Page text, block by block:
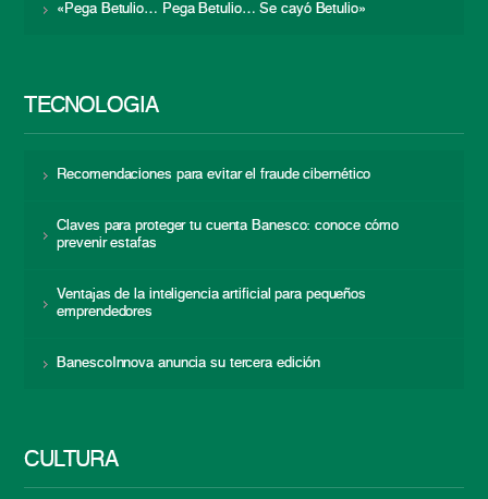
«Pega Betulio… Pega Betulio… Se cayó Betulio»
TECNOLOGÍA
Recomendaciones para evitar el fraude cibernético
Claves para proteger tu cuenta Banesco: conoce cómo
prevenir estafas
Ventajas de la inteligencia artificial para pequeños
emprendedores
BanescoInnova anuncia su tercera edición
CULTURA